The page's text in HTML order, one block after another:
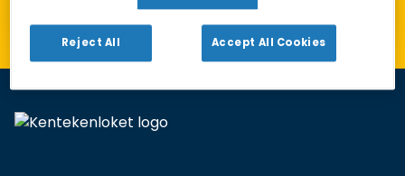
Toon alleen geopende loketten
Reject All Accept All Cookies